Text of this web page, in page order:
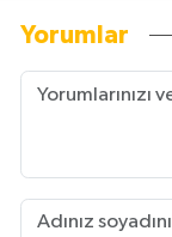
Yorumlar